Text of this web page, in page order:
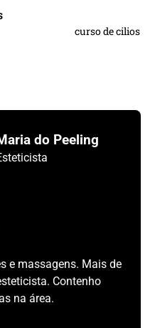
curso de cilios
do Peeling
e massagens. Mais de
Contenho
na área.